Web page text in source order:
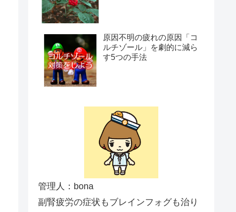
原因不明の疲れの原因「コ
ルチゾール」を劇的に減ら
す5つの手法
管理人：bona
副腎疲労の症状もブレインフォグも治り